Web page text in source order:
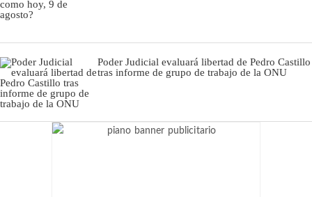
Poder Judicial evaluará libertad de Pedro Castillo
tras informe de grupo de trabajo de la ONU